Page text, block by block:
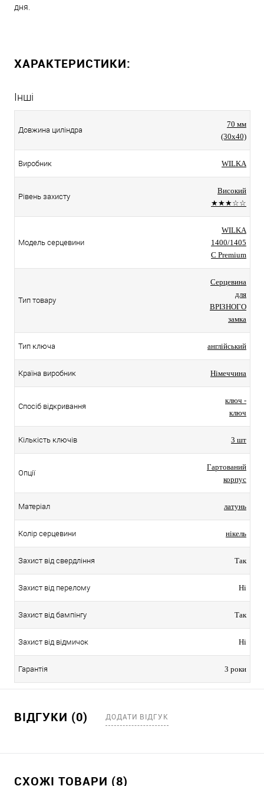
дня.
ХАРАКТЕРИСТИКИ:
Інші
Довжина циліндра
70 мм
(30x40)
Виробник WILKA
Рівень захисту
Високий
★★★☆☆
Модель серцевини
WILKA
1400/1405
C Premium
Тип товару
Серцевина
для
ВРІЗНОГО
замка
Тип ключа англійський
Країна виробник Німеччина
Спосіб відкривання
ключ -
ключ
Кількість ключів 3 шт
Опції
Гартований
корпус
Матеріал латунь
Колір серцевини нікель
Захист від свердління Так
Захист від перелому Ні
Захист від бампінгу Так
Захист від відмичок Ні
Гарантія 3 роки
ВІДГУКИ (0) ДОДАТИ ВІДГУК
СХОЖІ ТОВАРИ (8)